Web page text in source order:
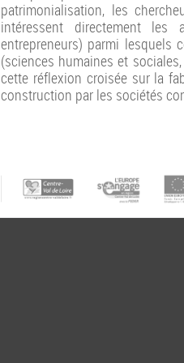
patrimonialisation, les
intéressent directement les
entrepreneurs) parmi lesquels
(sciences humaines et
cette réflexion croisée sur la
construction par les sociétés